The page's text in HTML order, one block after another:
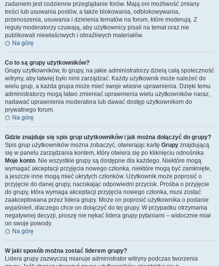
zadaniem jest codzienne przeglądanie forów. Mają oni możliwość zmiany
treści lub usuwania postów, a także blokowania, odblokowywania,
przenoszenia, usuwania i dzielenia tematów na forum, które moderują. Z
reguły moderatorzy czuwają, aby użytkownicy pisali na temat oraz nie
publikowali niewłaściwych i obraźliwych materiałów.
Na górę
Co to są grupy użytkowników?
Grupy użytkowników, to grupy, na jakie administratorzy dzielą całą społeczność
witryny, aby łatwiej było nimi zarządzać. Każdy użytkownik może należeć do
wielu grup, a każda grupa może mieć swoje własne uprawnienia. Dzięki temu
administratorzy mogą łatwo zmieniać uprawnienia wielu użytkowników naraz,
nadawać uprawnienia moderatora lub dawać dostęp użytkownikom do
prywatnego forum.
Na górę
Gdzie znajduje się spis grup użytkowników i jak można dołączyć do grupy?
Spis grup użytkowników można zobaczyć, otwierając kartę Grupy znajdującą
się w panelu zarządzania kontem, który otwiera się po kliknięciu odnośnika
Moje konto. Nie wszystkie grupy są dostępne dla każdego. Niektóre mogą
wymagać akceptacji przyjęcia nowego członka, niektóre mogą być zamknięte,
a jeszcze inne mogą mieć ukrytych członków. Użytkownik może poprosić o
przyjęcie do danej grupy, naciskając odpowiedni przycisk. Prośba o przyjęcie
do grupy, która wymaga akceptacji przyjęcia nowego członka, musi zostać
zaakceptowana przez lidera grupy. Może on poprosić użytkownika o podanie
wyjaśnień, dlaczego chce on dołączyć do tej grupy. W przypadku otrzymania
negatywnej decyzji, proszę nie nękać lidera grupy pytaniami – widocznie miał
on swoje powody.
Na górę
W jaki sposób można zostać liderem grupy?
Lidera grupy zazwyczaj mianuje administrator witryny podczas tworzenia